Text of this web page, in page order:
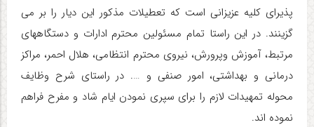
پذیرای کلیه عزیزانی است که تعطیلات مذکور این دیار را بر می
گزینند. در این راستا تمام مسئولین محترم ادارات و دستگاههای
مرتبط، آموزش وپرورش، نیروی محترم انتظامی، هلال احمر، مراکز
درمانی و بهداشتی، امور صنفی و …. در راستای شرح وظایف
محوله تمهیدات لازم را برای سپری نمودن ایام شاد و مفرح فراهم
نموده اند.